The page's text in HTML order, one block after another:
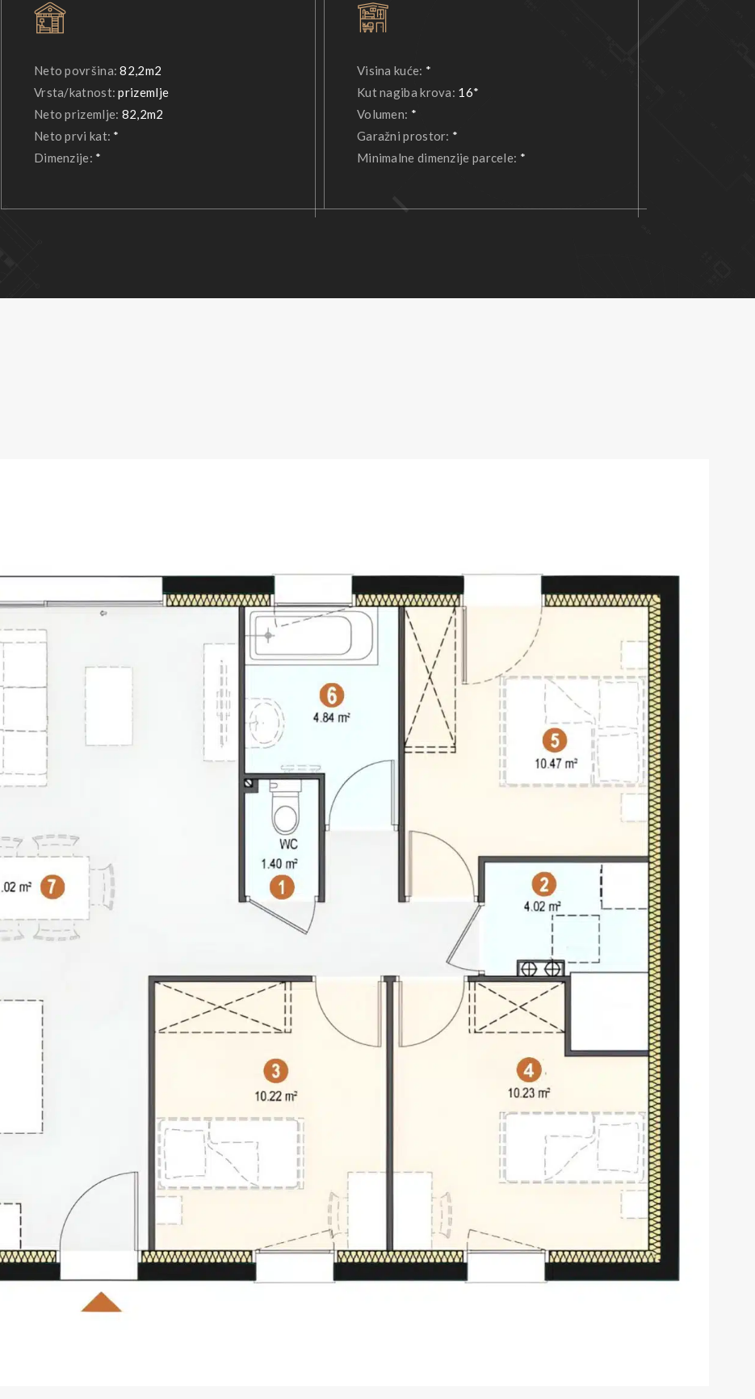
Neto površina: 82,2m2
Vrsta/katnost: prizemlje
Neto prizemlje: 82,2m2
Neto prvi kat: *
Dimenzije: *
Visina kuće: *
Kut nagiba krova: 16*
Volumen: *
Garažni prostor: *
Minimalne dimenzije parcele: *